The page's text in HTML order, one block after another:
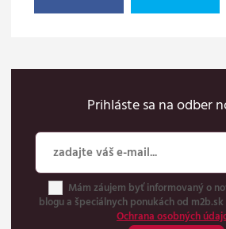
Prihláste sa na odber
Mám záujem byť informovaný o
blogu a špeciálnych ponukách od
Ochrana osobných